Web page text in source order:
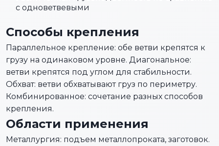
с одноветвевыми
Способы крепления
Параллельное крепление: обе ветви крепятся к
грузу на одинаковом уровне. Диагональное:
ветви крепятся под углом для стабильности.
Обхват: ветви обхватывают груз по периметру.
Комбинированное: сочетание разных способов
крепления.
Области применения
Металлургия: подъем металлопроката, заготовок.